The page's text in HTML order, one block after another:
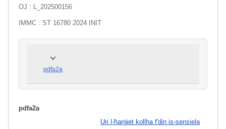
OJ : L_202500156
IMMC : ST 16780 2024 INIT
pdfa2a
pdfa2a
Uri l-ħarġiet kollha f'din is-sensiela